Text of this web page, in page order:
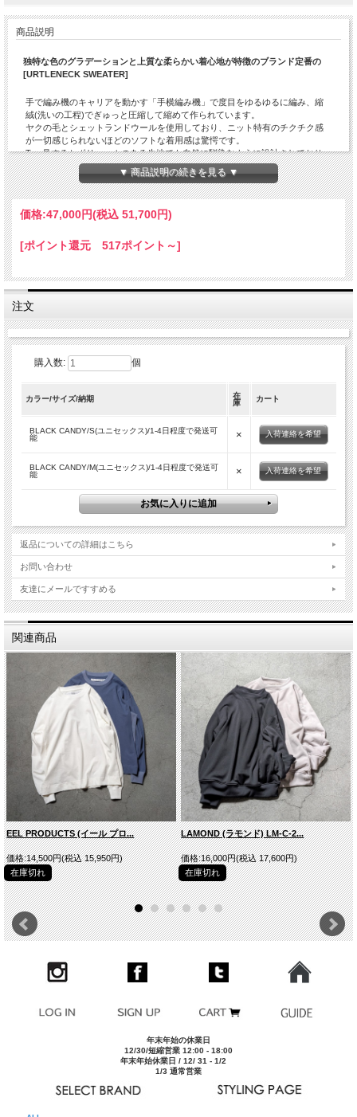
商品説明
独特な色のグラデーションと上質な柔らかい着心地が特徴のブランド定番の
[URTLENECK SWEATER]
手で編み機のキャリアを動かす「手横編み機」で度目をゆるゆるに編み、縮
絨(洗いの工程)でぎゅっと圧縮して縮めて作られています。
ヤクの毛とシェットランドウールを使用しており、ニット特有のチクチク感
が一切感じられないほどのソフトな着用感は驚愕です。
T 一見するとボリュームのある生地でも自然に馴染むように設計されており、
そのままデザインとして反映されています。
ボリューム感のあるフォルムに見えつつも、ミドルゲージのセーターよりも
軽く感じられるフワッとした包み込む様なソフトな着心地はカシミヤの様な
にふさわしい畔編みのタートルネックセーター。
ーターに多様されおりますが、ヴィンテージのセーターに見受けられるガサ
ガサしたウールの違和感が難点で、その様な素材のモノを選ばないお客様も
は、シェットランドウールとヤクを掛け合わせて、高度な技術を要する「手
横編み機」を使用する事で、良い所取りの素材感に仕上げています。毛玉に
もなり難く、ご家庭で洗濯をしても型崩れしにくい為、日常的に気を遣わず
にガンガン着ることが出来る、正にブランドのコンセプトの通り[Utility
Knitwear]を表現してます。
ウールの糸色の掛け合わせを工夫して、3パターンの杢糸のコンビネーション
で制作された独特な色合いも目を引きますね。
シルエットはバランスの良いジャストなサイジングですので、ご夫婦やカッ
大量生産とは真逆なものづくりをテーマとしてどことなく漂う懐かしさと細
■商品スペック
SHETLAND WOOL 57% YAK 43%
スタイルネー
brushed yak / shetland wool TURTLE NECK SWEATER
175cm/62kgでサイズ[M]を着用
●コチラの商品は、ご家庭でのお洗濯が可能です。(但しネッ
トに入れてのお洗濯、若しくは手洗いを推奨)乾燥機の使用
はお控えください。
▼ 商品説明の続きを見る ▼
価格:47,000円(税込 51,700円)
[ポイント還元 517ポイント～]
注文
購入数: 個
カラー/サイズ/納期
在
庫
カート
BLACK CANDY/S(ユニセックス)/1-4日程度で発送可
能
× 入荷連絡を希望
BLACK CANDY/M(ユニセックス)/1-4日程度で発送可
能
× 入荷連絡を希望
返品についての詳細はこちら
お問い合わせ
友達にメールですすめる
関連商品
EEL PRODUCTS (イール プロ...
価格:14,500円(税込 15,950円)
在庫切れ
LAMOND (ラモンド) LM-C-2...
価格:16,000円(税込 17,600円)
在庫切れ
年末年始の休業日
12/30/短縮営業 12:00 - 18:00
年末年始休業日 / 12/ 31 - 1/2
1/3 通常営業